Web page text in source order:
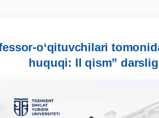
o‘qituvchilari
huquqi: II qism”